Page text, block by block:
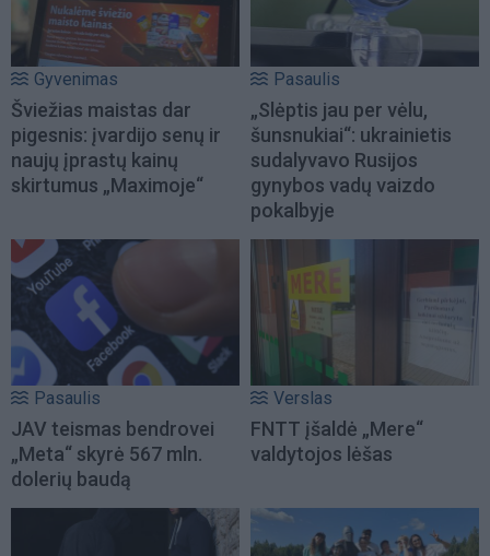
Gyvenimas
Šviežias maistas dar
pigesnis: įvardijo senų ir
naujų įprastų kainų
skirtumus „Maximoje“
Pasaulis
„Slėptis jau per vėlu,
šunsnukiai“: ukrainietis
sudalyvavo Rusijos
gynybos vadų vaizdo
pokalbyje
Pasaulis
JAV teismas bendrovei
„Meta“ skyrė 567 mln.
dolerių baudą
Verslas
FNTT įšaldė „Mere“
valdytojos lėšas